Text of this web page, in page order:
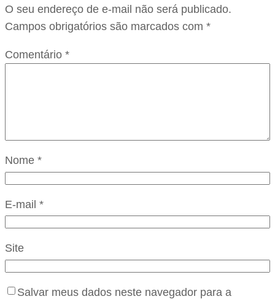
O seu endereço de e-mail não será publicado.
Campos obrigatórios são marcados com *
Comentário *
Nome *
E-mail *
Site
Salvar meus dados neste navegador para a